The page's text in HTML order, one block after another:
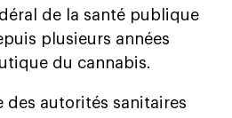
de la santé publique
plusieurs années
du cannabis.
des autorités sanitaires